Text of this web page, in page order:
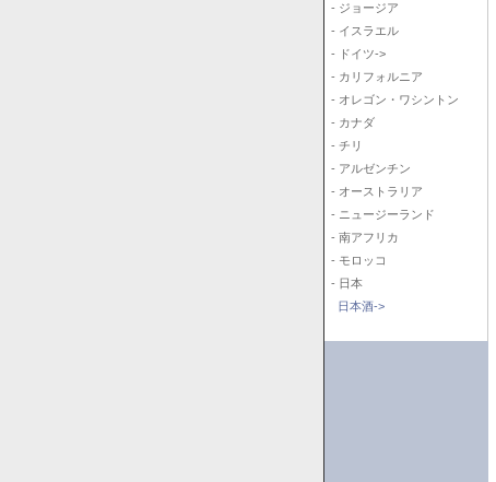
- ジョージア
- イスラエル
- ドイツ->
- カリフォルニア
- オレゴン・ワシントン
- カナダ
- チリ
- アルゼンチン
- オーストラリア
- ニュージーランド
- 南アフリカ
- モロッコ
- 日本
日本酒->